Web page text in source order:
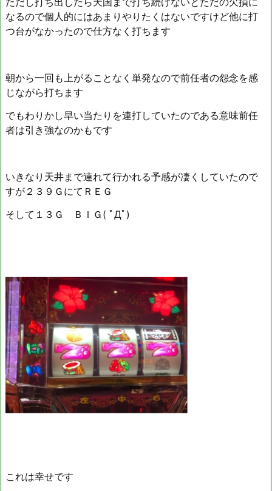
なるので個人的にはあまりやりたくはないですけど他に打
つ台がなかったので仕方なく打ちます
朝から一回も上がることなく単発なので前任者の怨念を感
じながら打ちます
でもわりかし早い当たりを連打していたのである意味前任
者は引き強なのかもです
いきなり天井まで連れて行かれる予感が凄くしていたので
すが２３９ＧにてＲＥＧ
そして１３Ｇ ＢＩＧ( ﾟДﾟ)
これは幸せです